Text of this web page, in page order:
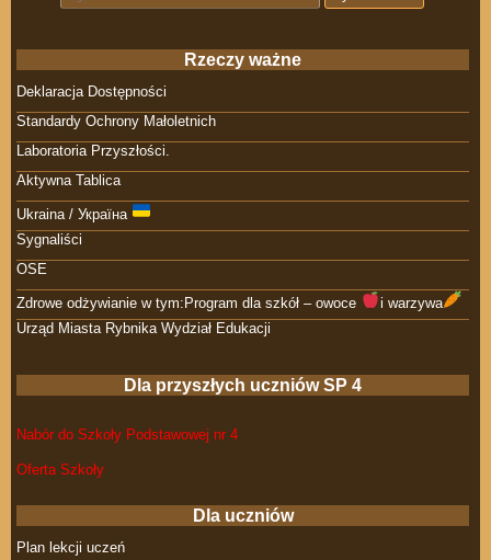
Rzeczy ważne
Deklaracja Dostępności
Standardy Ochrony Małoletnich
Laboratoria Przyszłości.
Aktywna Tablica
Ukraina / Україна
Sygnaliści
OSE
Zdrowe odżywianie w tym:Program dla szkół – owoce
i warzywa
Urząd Miasta Rybnika Wydział Edukacji
Dla przyszłych uczniów SP 4
Nabór do Szkoły Podstawowej nr 4
Oferta Szkoły
Dla uczniów
Plan lekcji uczeń